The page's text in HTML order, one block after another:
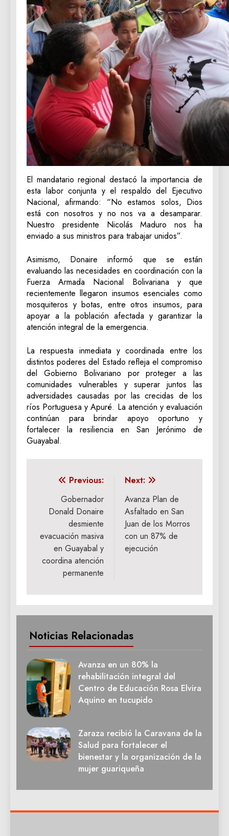
El mandatario regional destacó la importancia de
esta labor conjunta y el respaldo del Ejecutivo
Nacional, afirmando: “No estamos solos, Dios
está con nosotros y no nos va a desamparar.
Nuestro presidente Nicolás Maduro nos ha
enviado a sus ministros para trabajar unidos”.
Asimismo, Donaire informó que se están
evaluando las necesidades en coordinación con la
Fuerza Armada Nacional Bolivariana y que
recientemente llegaron insumos esenciales como
mosquiteros y botas, entre otros insumos, para
apoyar a la población afectada y garantizar la
atención integral de la emergencia.
La respuesta inmediata y coordinada entre los
distintos poderes del Estado refleja el compromiso
del Gobierno Bolivariano por proteger a las
comunidades vulnerables y superar juntos las
adversidades causadas por las crecidas de los
ríos Portuguesa y Apuré. La atención y evaluación
continúan para brindar apoyo oportuno y
fortalecer la resiliencia en San Jerónimo de
Guayabal.
Navegación
entradas
Previous:
Gobernador
Donald Donaire
desmiente
evacuación masiva
en Guayabal y
coordina atención
permanente
Next:
Avanza Plan de
Asfaltado en San
Juan de los Morros
con un 87% de
ejecución
Noticias Relacionadas
Avanza en un 80% la
rehabilitación integral del
Centro de Educación Rosa Elvira
Aquino en tucupido
Zaraza recibió la Caravana de la
Salud para fortalecer el
bienestar y la organización de la
mujer guariqueña